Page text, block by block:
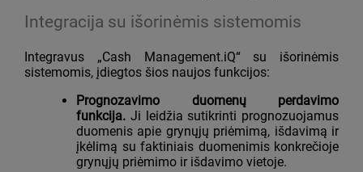
Integracija su išorinėmis sistemomis
Integravus „Cash Management.iQ“ su išorinėmis
sistemomis, įdiegtos šios naujos funkcijos:
Prognozavimo duomenų perdavimo
funkcija. Ji leidžia sutikrinti prognozuojamus
duomenis apie grynųjų priėmimą, išdavimą ir
įkėlimą su faktiniais duomenimis konkrečioje
grynųjų priėmimo ir išdavimo vietoje.